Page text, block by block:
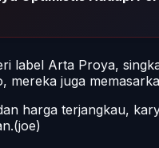
label Arta Proya,
mereka juga
harga terjangkau,